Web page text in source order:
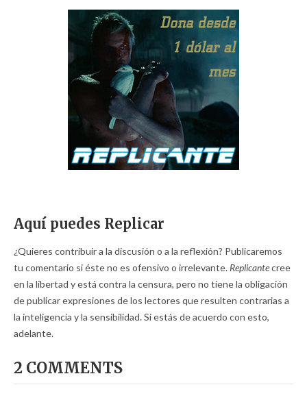
Aquí puedes Replicar
¿Quieres contribuir a la discusión o a la reflexión? Publicaremos
tu comentario si éste no es ofensivo o irrelevante.Replicantecree
en la libertad y está contra la censura, pero no tiene la obligación
de publicar expresiones de los lectores que resulten contrarias a
la inteligencia y la sensibilidad. Si estás de acuerdo con esto,
adelante.
2 COMMENTS